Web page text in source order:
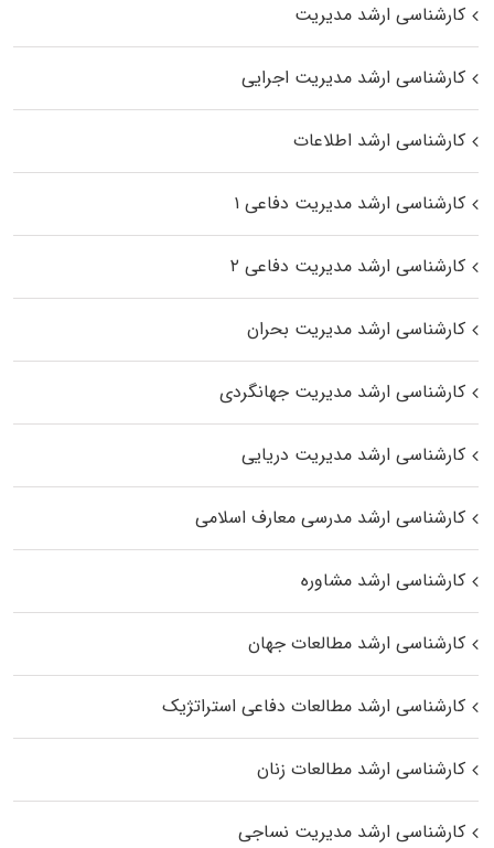
کارشناسی ارشد مدیریت
کارشناسی ارشد مدیریت اجرایی
کارشناسی ارشد اطلاعات
کارشناسی ارشد مدیریت دفاعی ۱
کارشناسی ارشد مدیریت دفاعی ۲
کارشناسی ارشد مدیریت بحران
کارشناسی ارشد مدیریت جهانگردی
کارشناسی ارشد مدیریت دریایی
کارشناسی ارشد مدرسی معارف اسلامی
کارشناسی ارشد مشاوره
کارشناسی ارشد مطالعات جهان
کارشناسی ارشد مطالعات دفاعی استراتژیک
کارشناسی ارشد مطالعات زنان
کارشناسی ارشد مدیریت نساجی